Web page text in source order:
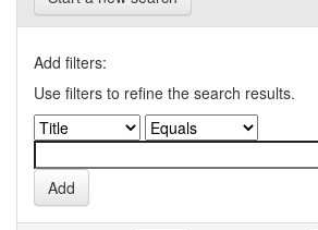
Add filters:
Use filters to refine the search results.